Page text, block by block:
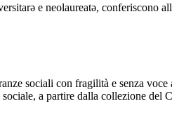
e neolaureatə, conferiscono
sociali con fragilità e senza
a partire dalla collezione del